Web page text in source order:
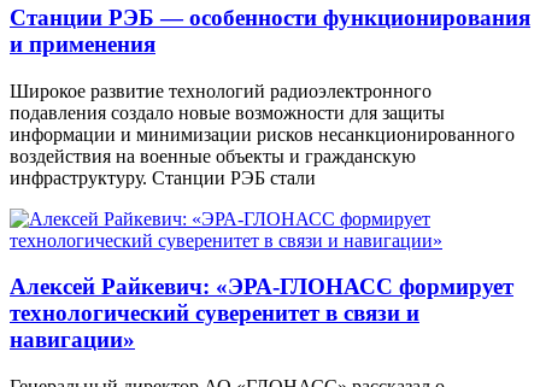
Станции РЭБ — особенности функционирования
и применения
Широкое развитие технологий радиоэлектронного
подавления создало новые возможности для защиты
информации и минимизации рисков несанкционированного
воздействия на военные объекты и гражданскую
инфраструктуру. Станции РЭБ стали
Алексей Райкевич: «ЭРА-ГЛОНАСС формирует
технологический суверенитет в связи и
навигации»